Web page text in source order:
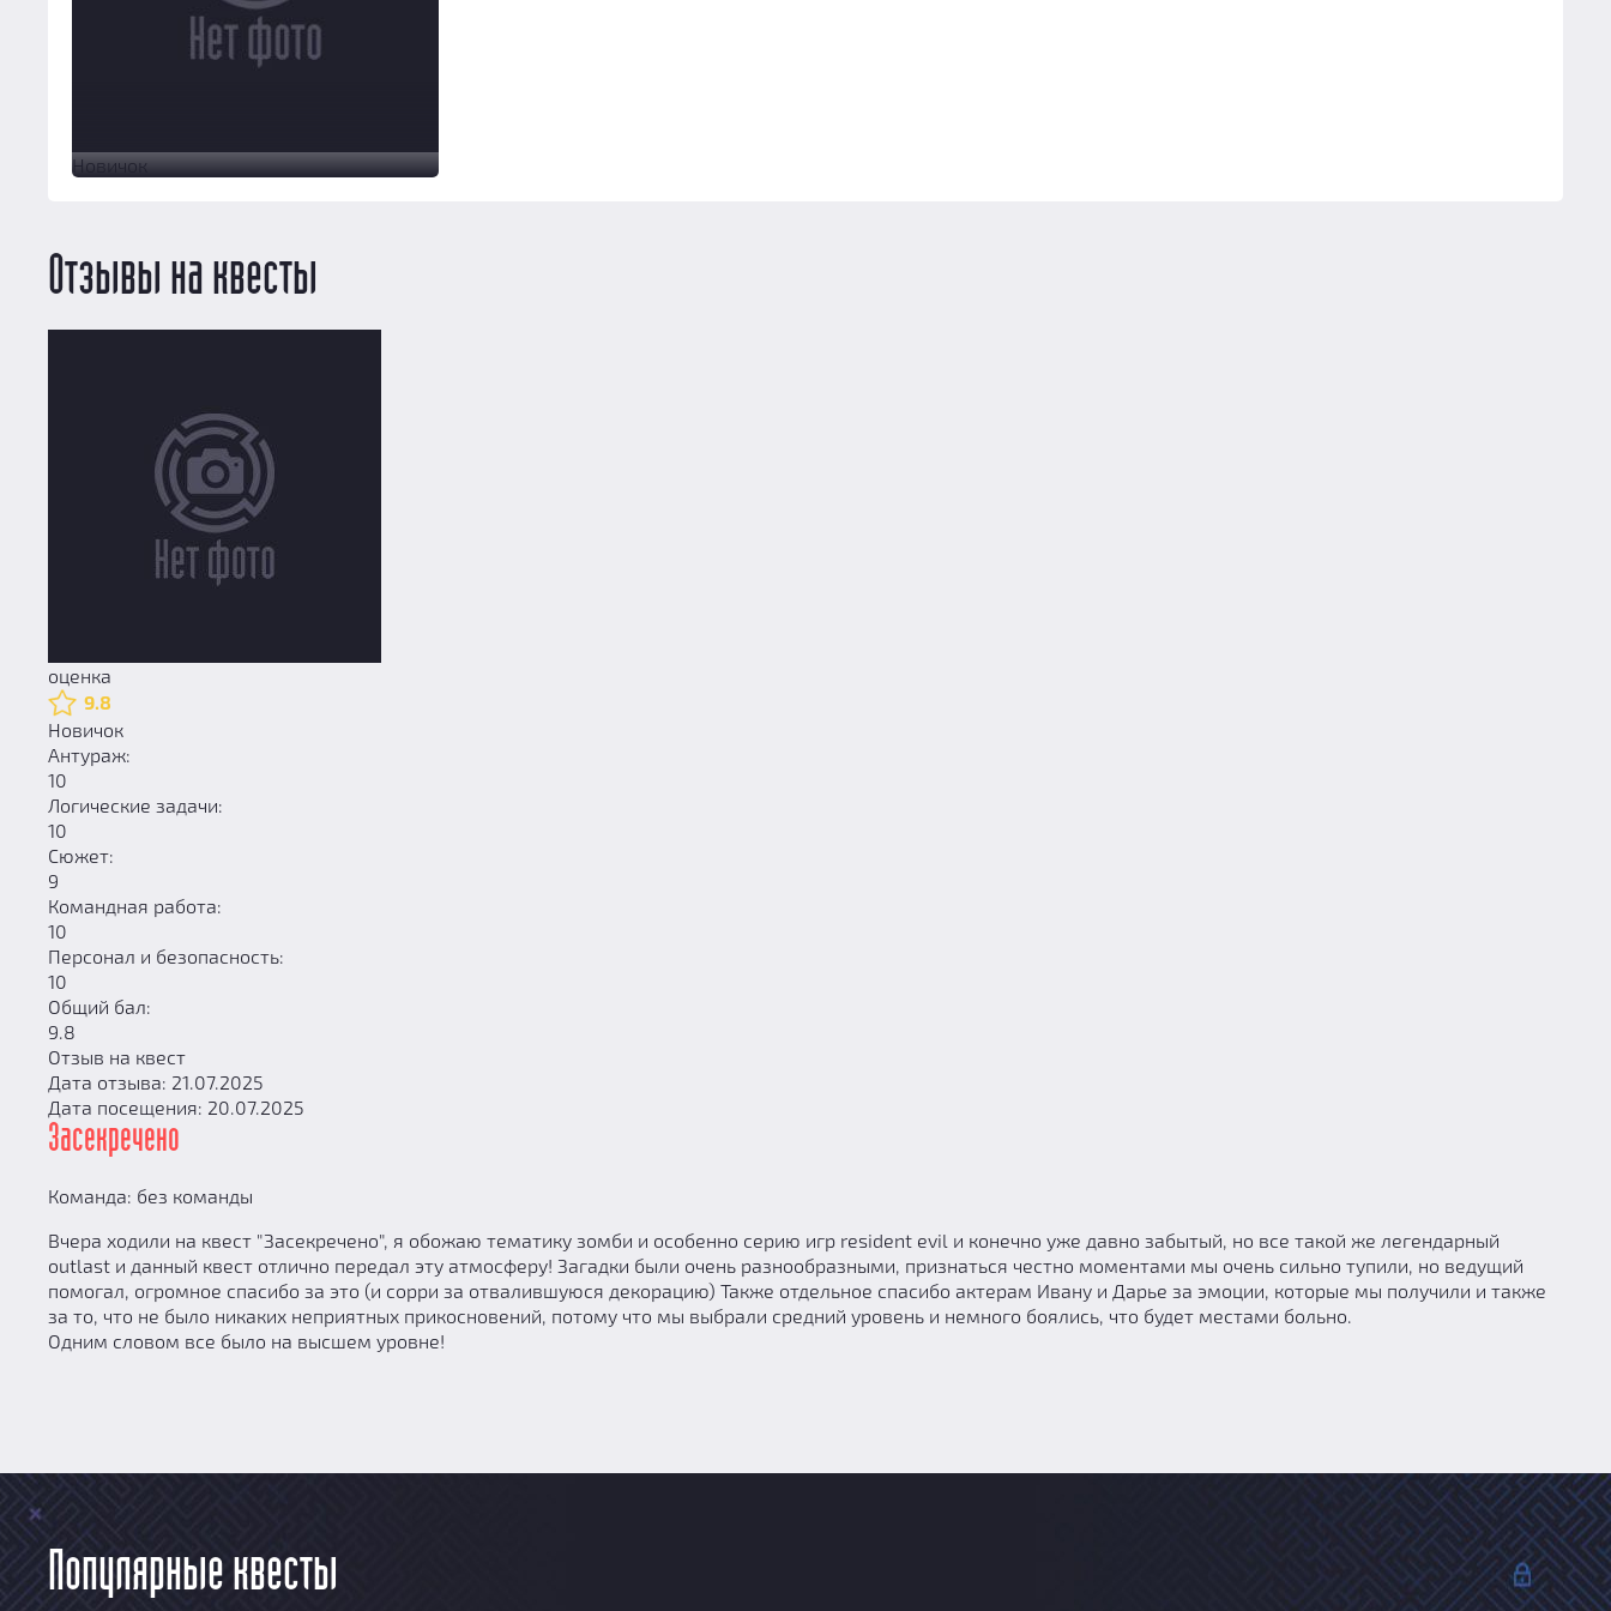
Новичок
Отзывы на квесты
оценка
9.8
Новичок
Антураж:
10
Логические задачи:
10
Сюжет:
9
Командная работа:
10
Персонал и безопасность:
10
Общий бал:
9.8
Отзыв на квест
Дата отзыва: 21.07.2025
Дата посещения: 20.07.2025
Засекречено
Команда: без команды
Вчера ходили на квест "Засекречено", я обожаю тематику зомби и особенно серию игр resident evil и конечно уже давно забытый, но все такой же легендарный
outlast и данный квест отлично передал эту атмосферу! Загадки были очень разнообразными, признаться честно моментами мы очень сильно тупили, но ведущий
помогал, огромное спасибо за это (и сорри за отвалившуюся декорацию) Также отдельное спасибо актерам Ивану и Дарье за эмоции, которые мы получили и также
за то, что не было никаких неприятных прикосновений, потому что мы выбрали средний уровень и немного боялись, что будет местами больно.
Одним словом все было на высшем уровне!
Популярные квесты